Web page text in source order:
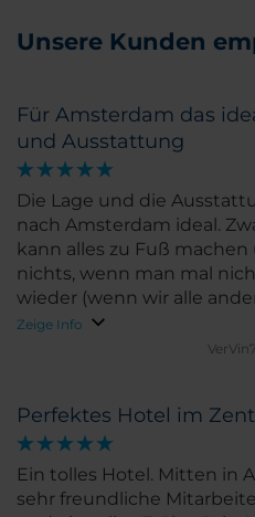
Unsere Kunden
Für Amsterdam das
und Ausstattung
Die Lage und die
nach Amsterdam ideal.
kann alles zu Fuß
nichts, wenn man mal
wieder (wenn wir alle
😁)
Zeige Info
Perfektes Hotel im
Ein tolles Hotel. Mitten in
sehr freundliche